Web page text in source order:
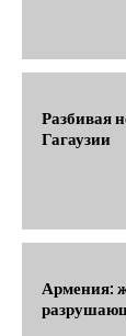
Разбивая
Гагаузии
Армения: